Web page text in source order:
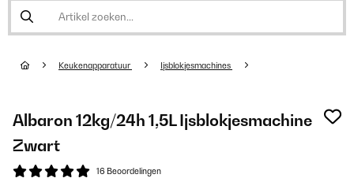
Keukenapparatuur Ijsblokjesmachines
Albaron 12kg/24h 1,5L Ijsblokjesmachine
Zwart
16 Beoordelingen